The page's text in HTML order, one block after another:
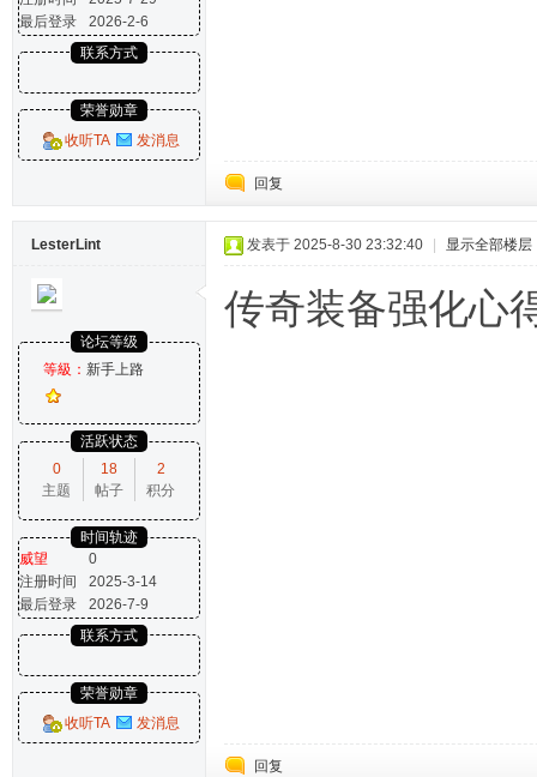
最后登录
2026-2-6
联系方式
荣誉勋章
收听TA
发消息
回复
LesterLint
论坛等级
等級： 新手上路
活跃状态
0
主题
18
帖子
2
积分
时间轨迹
威望
0
注册时间
2025-3-14
最后登录
2026-7-9
联系方式
荣誉勋章
收听TA
发消息
发表于 2025-8-30 23:32:40 显示全部楼层
传奇装备强化心
回复